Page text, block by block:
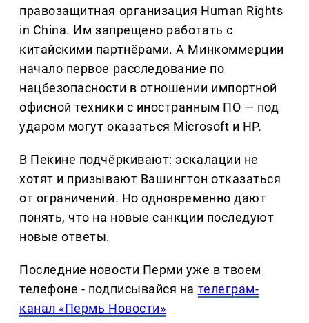
правозащитная организация Human Rights
in China. Им запрещено работать с
китайскими партнёрами. А Минкоммерции
начало первое расследование по
нацбезопасности в отношении импортной
офисной техники с иностранным ПО — под
ударом могут оказаться Microsoft и HP.
В Пекине подчёркивают: эскалации не
хотят и призывают Вашингтон отказаться
от ограничений. Но одновременно дают
понять, что на новые санкции последуют
новые ответы.
Последние новости Перми уже в твоем
телефоне - подписывайся на телеграм-
канал «Пермь Новости»